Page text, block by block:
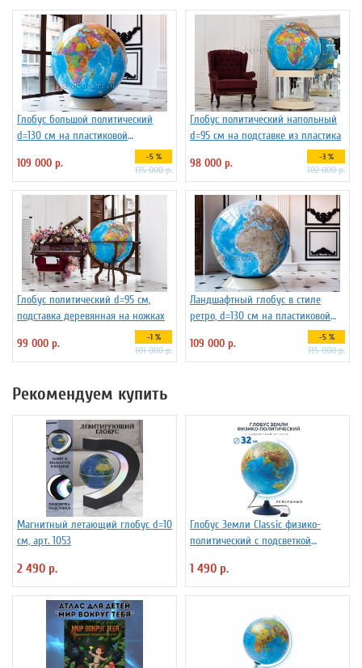
Глобус большой политический
d=130 см на пластиковой
109 000 р. -5 %
115 000 р.
Глобус политический напольный
d=95 см на подставке из пластика
98 000 р.
-3 %
102 000 р.
Глобус политический d=95 см,
подставка деревянная на ножках
99 000 р.
-1 %
101 000 р.
Ландшафтный глобус в стиле
ретро, d=130 см на пластиковой
109 000 р. -5 %
115 000 р.
Рекомендуем купить
Магнитный летающий глобус d=10
см, арт. 1053
2 490 р.
Глобус Земли Classic физико-
политический с подсветкой
1 490 р.